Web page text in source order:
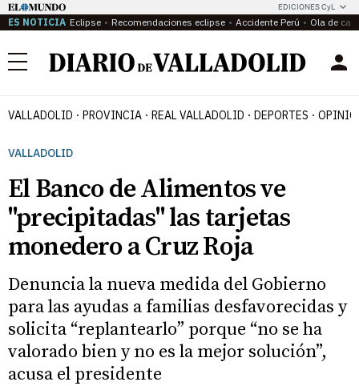
EDICIONES CyL
ES NOTICIA Eclipse Recomendaciones eclipse Accidente Perú Ola de
Menú
VALLADOLID PROVINCIA REAL VALLADOLID DEPORTES
VALLADOLID
El Banco de Alimentos ve
"precipitadas" las tarjetas
monedero a Cruz Roja
Denuncia la nueva medida del Gobierno
para las ayudas a familias desfavorecidas y
solicita “replantearlo” porque “no se ha
valorado bien y no es la mejor solución”,
acusa el presidente